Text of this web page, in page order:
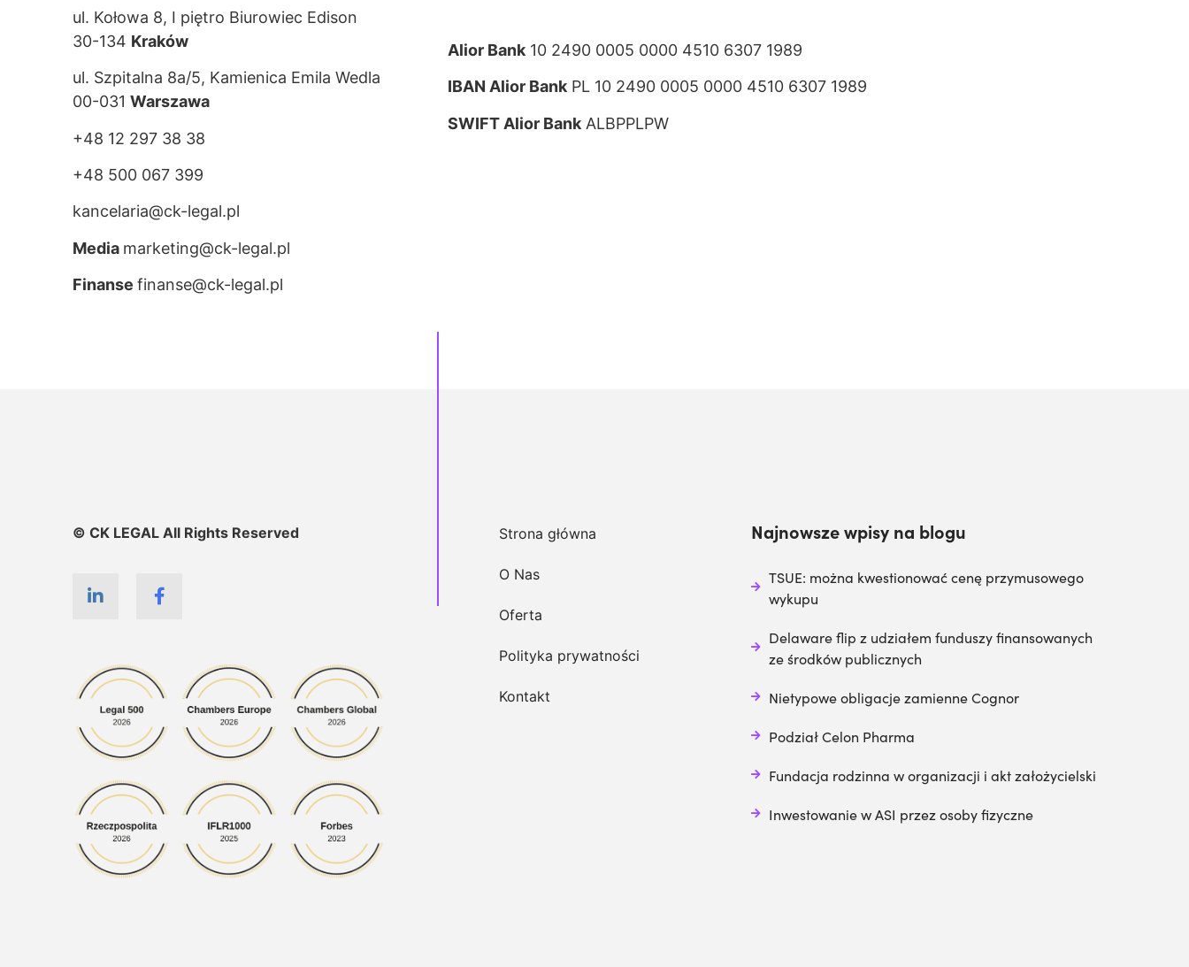
ul. Kołowa 8, I piętro Biurowiec Edison
30-134 Kraków
ul. Szpitalna 8a/5, Kamienica Emila Wedla
00-031 Warszawa
+48 12 297 38 38
+48 500 067 399
kancelaria@ck-legal.pl
Media marketing@ck-legal.pl
Finanse finanse@ck-legal.pl
Alior Bank 10 2490 0005 0000 4510 6307 1989
IBAN Alior BankPL 10 2490 0005 0000 4510 6307 1989
SWIFT Alior Bank ALBPPLPW
© CK LEGAL All Rights Reserved Strona główna
O Nas
Oferta
Polityka prywatności
Kontakt
Najnowsze wpisy na blogu
TSUE: można kwestionować cenę przymusowego
wykupu
Delaware flip z udziałem funduszy finansowanych
ze środków publicznych
Nietypowe obligacje zamienne Cognor
Podział Celon Pharma
Fundacja rodzinna w organizacji i akt założycielski
Inwestowanie w ASI przez osoby fizyczne